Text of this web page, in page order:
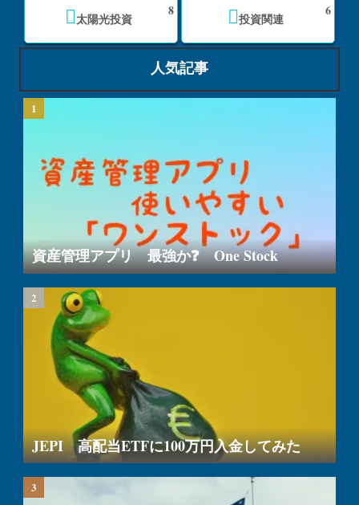
太陽光投資
8
投資関連
6
人気記事
資産管理アプリ 最強か❓ One Stock
JEPI 高配当ETFに100万円入金してみた